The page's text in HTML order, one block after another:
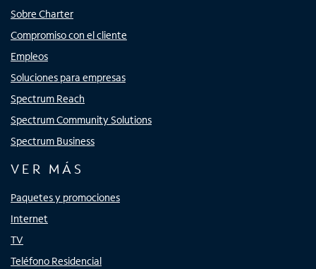
Sobre Charter
Compromiso con el cliente
Empleos
Soluciones para empresas
Spectrum Reach
Spectrum Community Solutions
Spectrum Business
VER MÁS
Paquetes y promociones
Internet
TV
Teléfono Residencial